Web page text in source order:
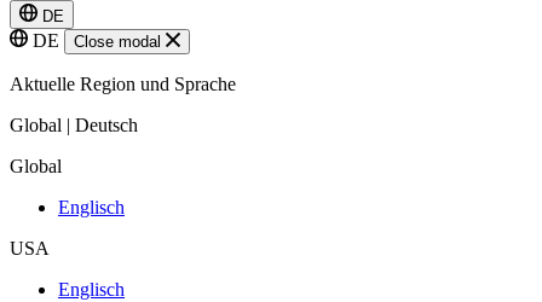
DE
DE Close modal
Aktuelle Region und Sprache
Global | Deutsch
Global
Englisch
USA
Englisch